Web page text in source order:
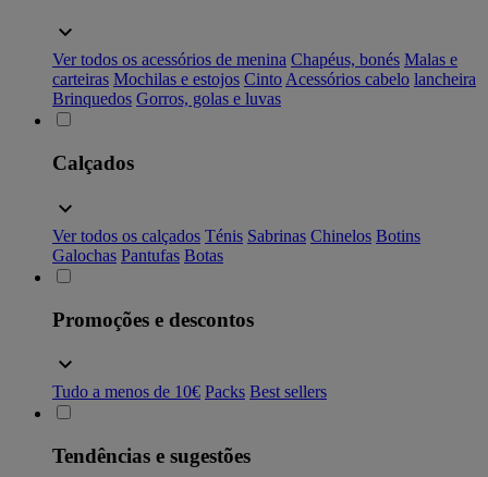
Ver todos os acessórios de menina Chapéus, bonés Malas e
carteiras Mochilas e estojos Cinto Acessórios cabelo lancheira
Brinquedos Gorros, golas e luvas
Calçados
Ver todos os calçados Ténis Sabrinas Chinelos Botins
Galochas Pantufas Botas
Promoções e descontos
Tudo a menos de 10€ Packs Best sellers
Tendências e sugestões